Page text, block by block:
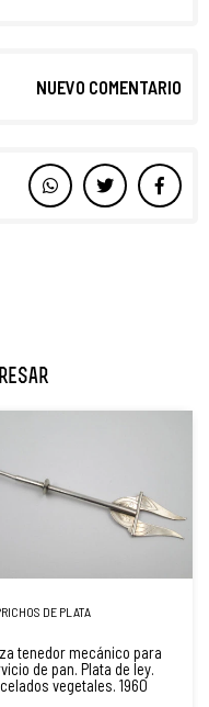
NUEVO COMENTARIO
DE PLATA
tenedor mecánico para
de pan. Plata de ley.
vegetales. 1960